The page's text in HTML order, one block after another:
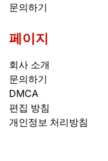
문의하기
페이지
회사 소개
문의하기
DMCA
편집 방침
개인정보 처리방침